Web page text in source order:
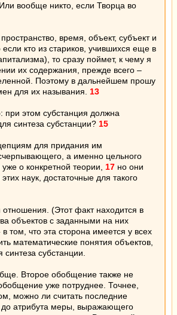
вообще никто, если Творца во
время, объект, субъект и
если кто из стариков, учившихся еще в
то сразу поймет, к чему я
их содержания, прежде всего –
Поэтому в дальнейшем прошу
для их называния. 13
при этом субстанция должна
синтеза субстанции? 15
для придания им
а именно цельного
о конкретной теории, 17 но они
наук, достаточные для такого
(Этот факт находится в
объектов с заданными на них
том, что эта сторона имеется у всех
математические понятия объектов,
субстанции.
Второе обобщение также не
уже потруднее. Точнее,
можно ли считать последние
до атрибута меры, выражающего